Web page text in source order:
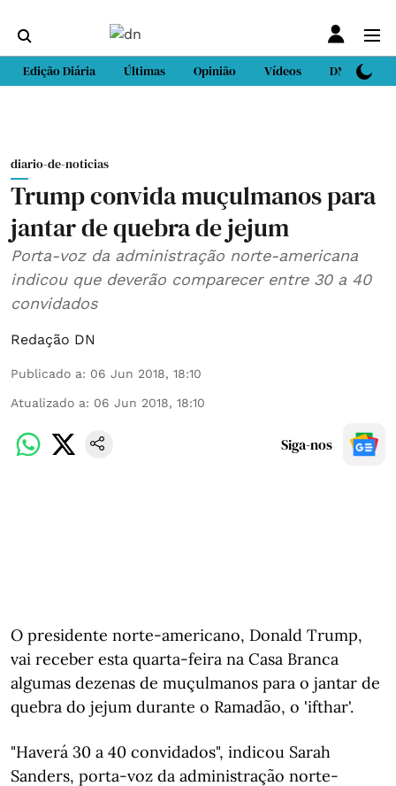
Edição Diária Últimas Opinião Vídeos DN Sport
diario-de-noticias
Trump convida muçulmanos para
jantar de quebra de jejum
Porta-voz da administração norte-americana
indicou que deverão comparecer entre 30 a 40
convidados
Redação DN
Publicado a: 06 Jun 2018, 18:10
Atualizado a: 06 Jun 2018, 18:10
Siga-nos
O presidente norte-americano, Donald Trump,
vai receber esta quarta-feira na Casa Branca
algumas dezenas de muçulmanos para o jantar de
quebra do jejum durante o Ramadão, o 'ifthar'.
"Haverá 30 a 40 convidados", indicou Sarah
Sanders, porta-voz da administração norte-